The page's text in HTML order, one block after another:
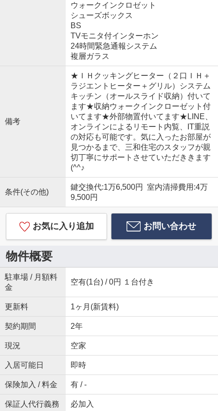
ウォークインクロゼット
シューズボックス
BS
TVモニタ付インターホン
24時間緊急通報システム
複層ガラス
備考
★ＩＨクッキングヒーター（２口ＩＨ＋
ラジエントヒーター＋グリル）システム
キッチン（オールスライド収納）付いて
ます★収納ウォークインクローゼット付
いてます★外部物置付いてます★LINE、
オンラインによるリモート内覧、IT重説
の対応も可能です。気に入ったお部屋が
見つかるまで、三和住宅のスタッフが親
切丁寧にサポートさせていただききます
(^^♪
条件(その他)
鍵交換代:1万6,500円 室内清掃費用:4万
9,500円
お気に入り追加 お問い合わせ
物件概要
駐車場 / 月額料
金
空有(1台) / 0円 １台付き
更新料 1ヶ月(新賃料)
契約期間 2年
現況 空家
入居可能日 即時
保険加入 / 料金 有 / -
保証人代行義務 必加入